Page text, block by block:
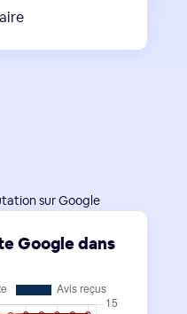
sur Google
Google dans